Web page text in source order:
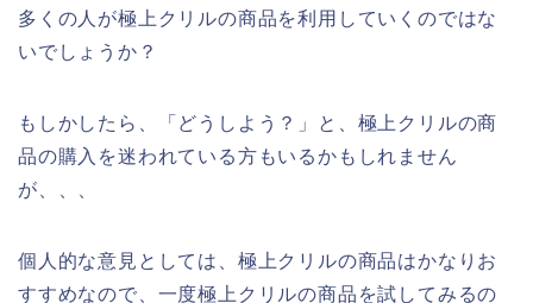
多くの人が極上クリルの商品を利用していくのではな
いでしょうか？
もしかしたら、「どうしよう？」と、極上クリルの商
品の購入を迷われている方もいるかもしれません
が、、、
個人的な意見としては、極上クリルの商品はかなりお
すすめなので、一度極上クリルの商品を試してみるの